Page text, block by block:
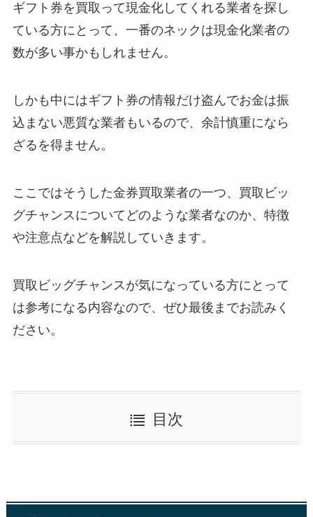
ギフト券を買取って現金化してくれる業者を探し
ている方にとって、一番のネックは現金化業者の
数が多い事かもしれません。
しかも中にはギフト券の情報だけ盗んでお金は振
込まない悪質な業者もいるので、余計慎重になら
ざるを得ません。
ここではそうした金券買取業者の一つ、買取ビッ
グチャンスについてどのような業者なのか、特徴
や注意点などを解説していきます。
買取ビッグチャンスが気になっている方にとって
は参考になる内容なので、ぜひ最後までお読みく
ださい。
目次